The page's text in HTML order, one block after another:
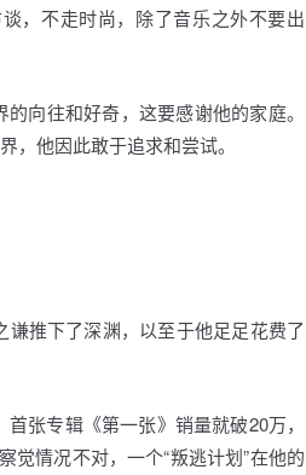
，不走时尚，除了音乐之外不要出
向往和好奇，这要感谢他的家庭。
，他因此敢于追求和尝试。
推下了深渊，以至于他足足花费了
张专辑《第一张》销量就破20万，
情况不对，一个“叛逃计划”在他的